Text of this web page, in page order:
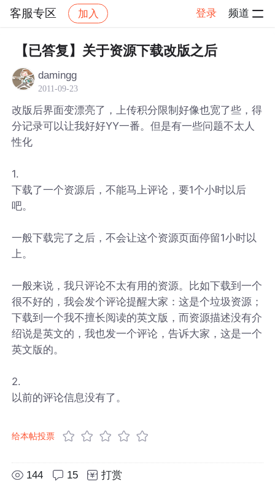
客服专区 加入 登录 频道
社区 客服专区 帖子详情
【已答复】关于资源下载改版之后
damingg
2011-09-23
改版后界面变漂亮了，上传积分限制好像也宽了些，得
分记录可以让我好好YY一番。但是有一些问题不太人
性化
1.
下载了一个资源后，不能马上评论，要1个小时以后
吧。
一般下载完了之后，不会让这个资源页面停留1小时以
上。
一般来说，我只评论不太有用的资源。比如下载到一个
很不好的，我会发个评论提醒大家：这是个垃圾资源；
下载到一个我不擅长阅读的英文版，而资源描述没有介
绍说是英文的，我也发一个评论，告诉大家，这是一个
英文版的。
2.
以前的评论信息没有了。
给本帖投票
144 15 打赏